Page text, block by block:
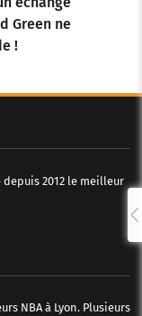
Green ne
!
2012 le meilleur
NBA à Lyon. Plusieurs